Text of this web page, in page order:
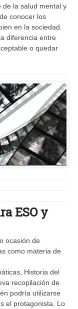
de la salud mental y
conocer los
en la sociedad.
diferencia entre
o quedar
ESO y
ocasión de
como materia de
Historia del
recopilación de
podría utilizarse
el protagonista. Lo